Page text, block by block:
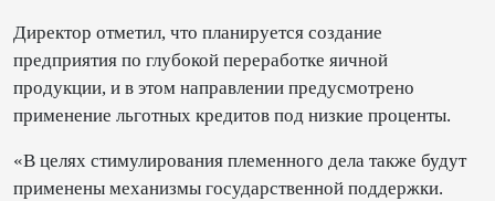
Директор отметил, что планируется создание
предприятия по глубокой переработке яичной
продукции, и в этом направлении предусмотрено
применение льготных кредитов под низкие проценты.
«В целях стимулирования племенного дела также будут
применены механизмы государственной поддержки.